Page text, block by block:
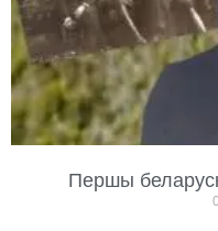
Першы